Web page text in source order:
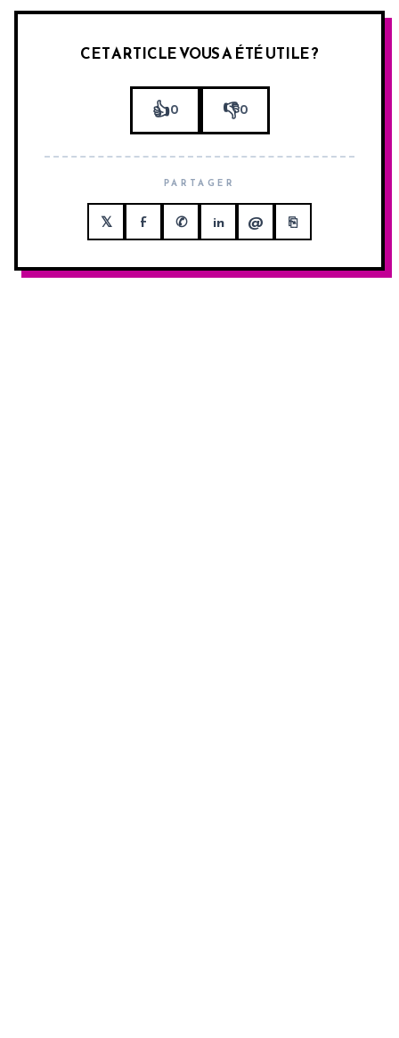
CET ARTICLE VOUS A ÉTÉ UTILE ?
👍0 👎0
PARTAGER
𝕏 f ✆ in @ ⎘